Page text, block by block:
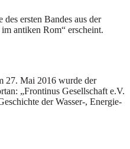
ersten Bandes aus der
antiken Rom“ erscheint.
27. Mai 2016 wurde der
„Frontinus Gesellschaft e.V.
der Wasser-, Energie-